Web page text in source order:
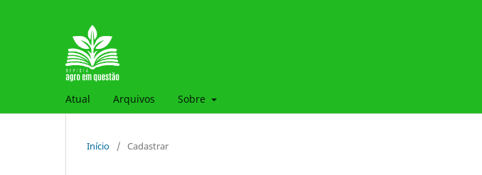
Atual Arquivos Sobre
Início / Cadastrar